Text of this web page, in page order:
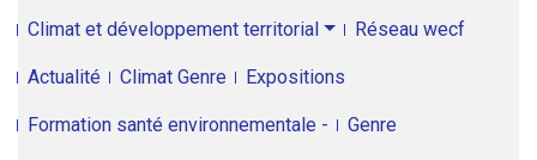
Climat et développement territorial Réseau wecf
Actualité Climat Genre Expositions
Formation santé environnementale - Genre